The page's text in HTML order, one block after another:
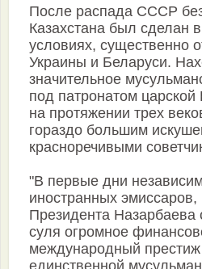
После распада СССР
Казахстана был сделан
условиях, существенно
Украины и Беларуси.
значительное
под патронатом
на протяжении трех
гораздо большим
красноречивыми
"В первые дни
иностранных
Президента Назарбаева
суля огромное
международный престиж